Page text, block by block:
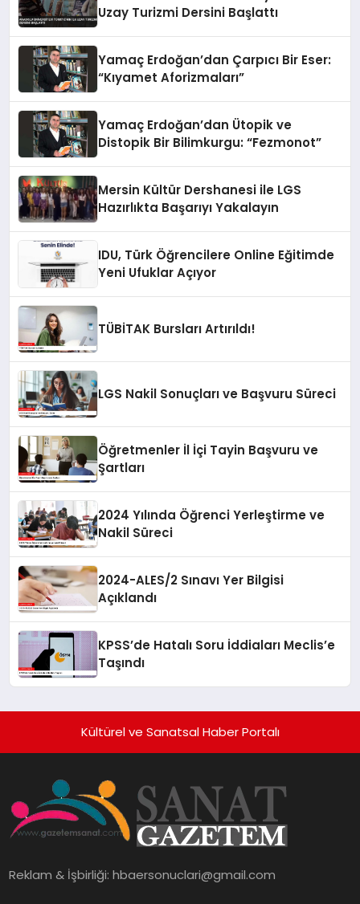
Uzay Turizmi Dersini Başlattı
Yamaç Erdoğan’dan Çarpıcı Bir Eser:
“Kıyamet Aforizmaları”
Yamaç Erdoğan’dan Ütopik ve
Distopik Bir Bilimkurgu: “Fezmonot”
Mersin Kültür Dershanesi ile LGS
Hazırlıkta Başarıyı Yakalayın
IDU, Türk Öğrencilere Online Eğitimde
Yeni Ufuklar Açıyor
TÜBİTAK Bursları Artırıldı!
LGS Nakil Sonuçları ve Başvuru Süreci
Öğretmenler İl İçi Tayin Başvuru ve
Şartları
2024 Yılında Öğrenci Yerleştirme ve
Nakil Süreci
2024-ALES/2 Sınavı Yer Bilgisi
Açıklandı
KPSS’de Hatalı Soru İddiaları Meclis’e
Taşındı
Kültürel ve Sanatsal Haber Portalı
Reklam & İşbirliği:hbaersonuclari@gmail.com